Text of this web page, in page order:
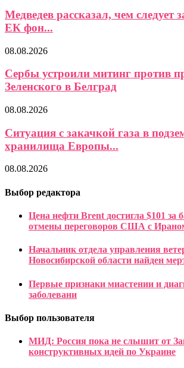
Медведев рассказал, чем следует
ЕК фон...
08.08.2026
Сербы устроили митинг против
Зеленского в Белград
08.08.2026
Ситуация с закачкой газа в
хранилища Европы...
08.08.2026
Выбор редактора
Цена нефти Brent достигла $101 за
отмены переговоров США с
Начальник отдела управления
Новосибирской области найден
Первые признаки миастении и
заболевани
Выбор пользователя
МИД: Россия пока не слышит от
конструктивных идей по Украине